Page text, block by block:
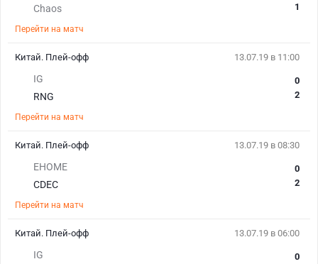
Chaos
1
Перейти на матч
13.07.19 в 11:00
IG
RNG
0
2
Перейти на матч
Китай. Плей-офф
13.07.19 в 08:30
EHOME
CDEC
0
2
Перейти на матч
Китай. Плей-офф
13.07.19 в 06:00
IG
0
Китай. Плей-офф